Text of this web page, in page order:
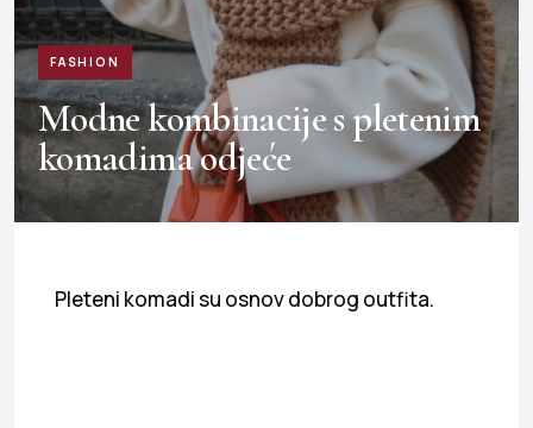
FASHION
Modne kombinacije s pletenim
komadima odjeće
Pleteni komadi su osnov dobrog outfita.